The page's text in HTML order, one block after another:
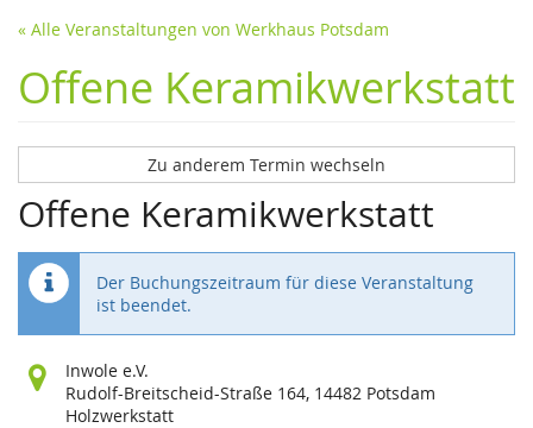
« Alle Veranstaltungen von Werkhaus Potsdam
Offene Keramikwerkstatt
Zu anderem Termin wechseln
Offene Keramikwerkstatt
Der Buchungszeitraum für diese Veranstaltung
ist beendet.
Wo
findet
diese
Inwole e.V.
Rudolf-Breitscheid-Straße 164, 14482 Potsdam
Holzwerkstatt